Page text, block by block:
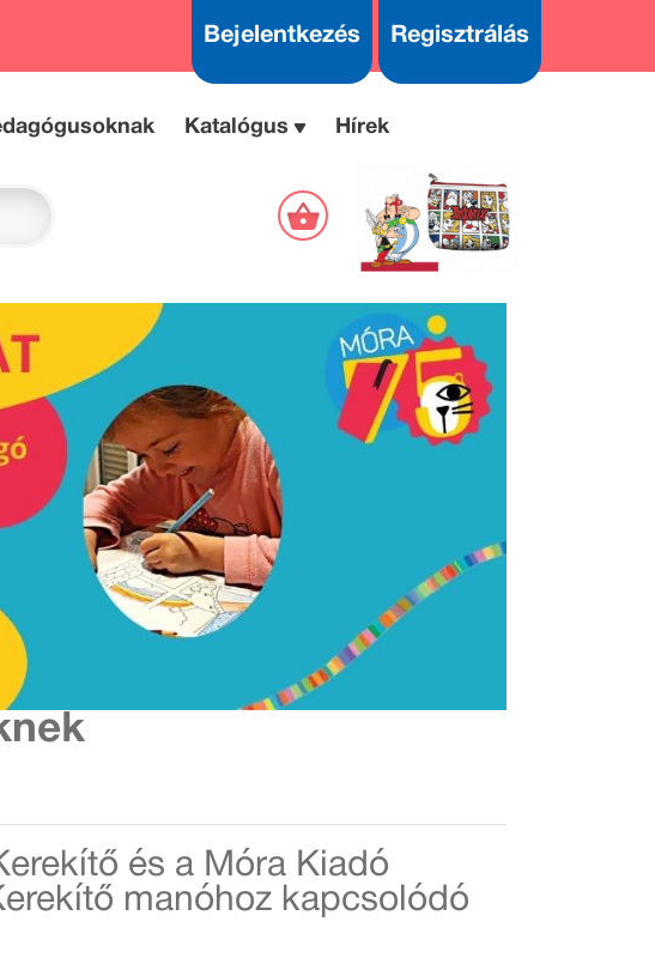
Bejelentkezés Regisztrálás
Katalógus Hírek
és a Móra Kiadó
manóhoz kapcsolódó